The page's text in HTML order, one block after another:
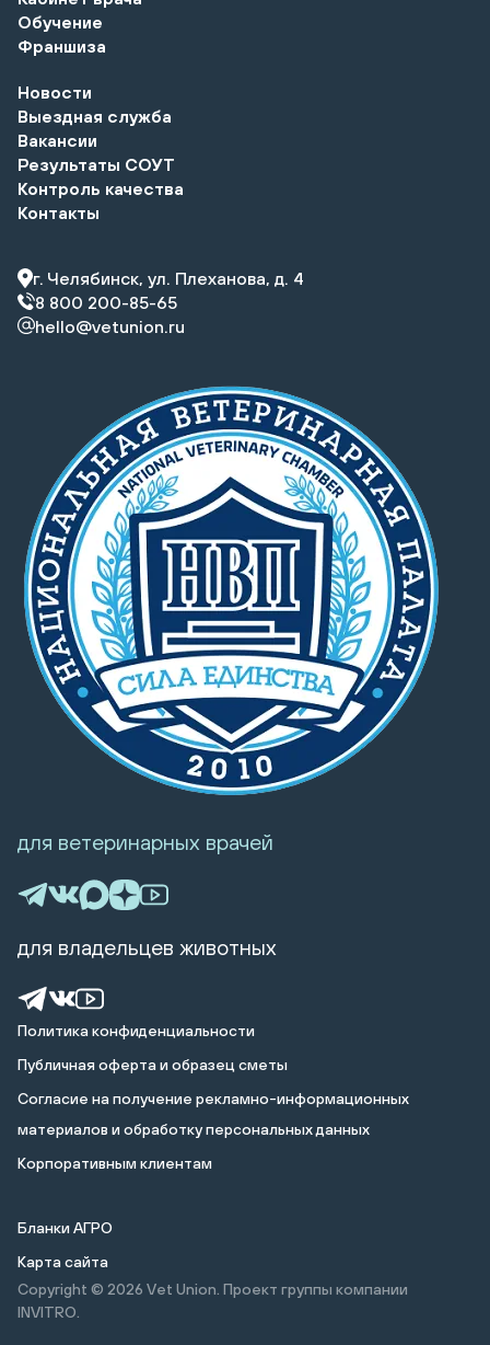
Обучение
Франшиза
Новости
Выездная служба
Вакансии
Результаты СОУТ
Контроль качества
Контакты
г. Челябинск, ул. Плеханова, д. 4
8 800 200-85-65
hello@vetunion.ru
Политика конфиденциальности
Публичная оферта и образец сметы
Cогласие на получение рекламно-информационных
материалов и обработку персональных данных
Корпоративным клиентам
Бланки АГРО
Карта сайта
Copyright © 2026 Vet Union. Проект группы компании
INVITRO.
для ветеринарных врачей
для владельцев животных